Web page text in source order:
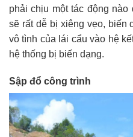
phải chịu một tác động
sẽ rất dễ bị xiêng vẹo, biến
vô tình của lái cẩu vào hệ
hệ thống bị biến dạng.
Sập đổ công trình